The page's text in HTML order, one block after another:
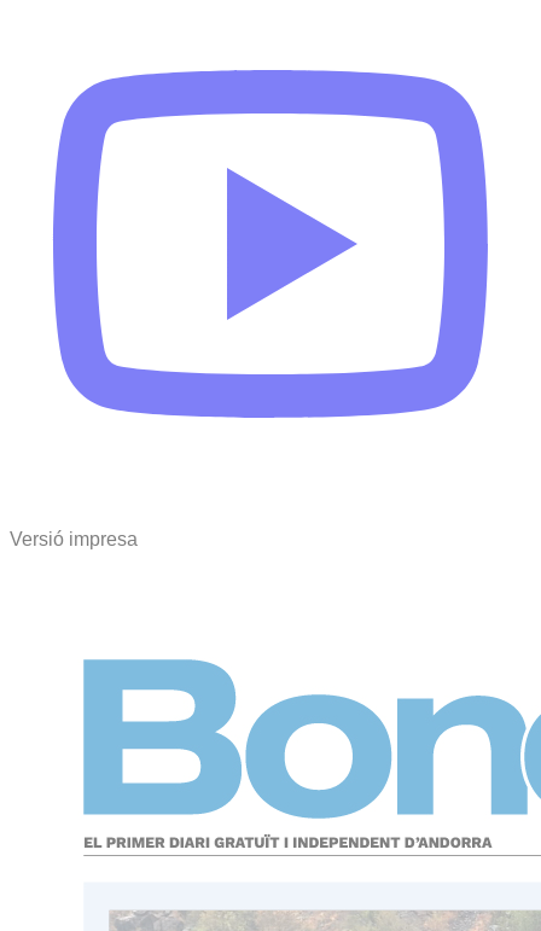
Versió impresa